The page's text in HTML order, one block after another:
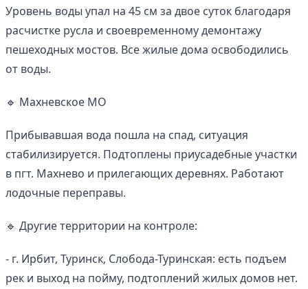
Уровень воды упал на 45 см за двое суток благодаря
расчистке русла и своевременному демонтажу
пешеходных мостов. Все жилые дома освободились
от воды.
🔹 Махневское МО
Прибывавшая вода пошла на спад, ситуация
стабилизируется. Подтоплены приусадебные участки
в пгт. Махнево и прилегающих деревнях. Работают
лодочные переправы.
🔹 Другие территории на контроле:
- г. Ирбит, Туринск, Слобода-Туринская: есть подъем
рек и выход на пойму, подтоплений жилых домов нет.